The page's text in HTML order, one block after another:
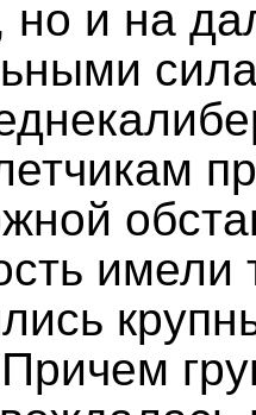
и на
имели